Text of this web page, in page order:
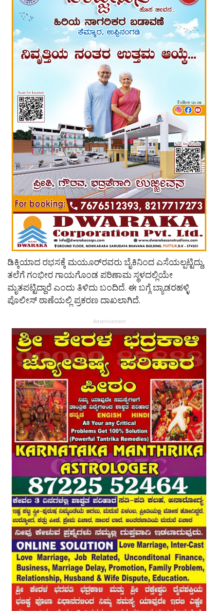
ಡಿಕ್ಕಿಯಾದ ರಭಸಕ್ಕೆ ಮಯೂರ್‌ರವರು ಬೈಕಿನಿಂದ ಎಸೆಯಲ್ಪಟ್ಟಿದ್ದು,
ತಲೆಗೆ ಗಂಭೀರ ಗಾಯಗೊಂಡ ಪರಿಣಾಮ ಸ್ಥಳದಲ್ಲಿಯೇ
ಮೃತಪಟ್ಟಿದ್ದಾರೆ ಎಂದು ತಿಳಿದು ಬಂದಿದೆ. ಈ ಬಗ್ಗೆ ಬ್ಯಾಡರಹಳ್ಳಿ
ಪೊಲೀಸ್ ಠಾಣೆಯಲ್ಲಿ ಪ್ರಕರಣ ದಾಖಲಾಗಿದೆ.
Advertisement